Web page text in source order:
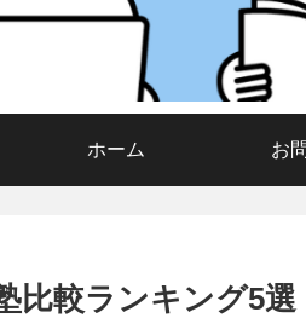
ホーム お
比較ランキング5選